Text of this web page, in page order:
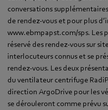
conversations
de rendez-vous et pour plus
www.ebmpapst.com/sps. Les
réservé des rendez-vous sur
interlocuteurs connus et se
rendez-vous. Les deux
du ventilateur centrifuge
direction ArgoDrive pour les
se dérouleront comme prévu